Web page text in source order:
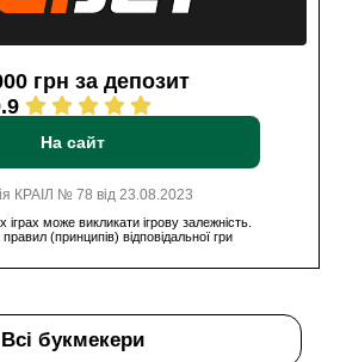
грн за депозит
На сайт
КРАІЛ № 78 від 23.08.2023
іграх може викликати ігрову залежність.
(принципів) відповідальної гри
Всі букмекери